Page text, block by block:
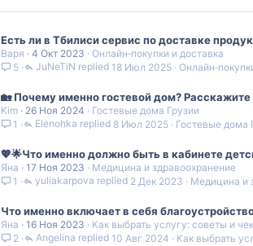
Есть ли в Тбилиси сервис по доставке
Варя 4 Окт 2023
Онлайн‑покупки и доставка
5
18 Июл 2025
JuNeTiN
🏡 Почему именно гостевой дом? Расскажите
Kim 26 Ноя 2024
Гостевые дома Грузии
1
Гостевые дома
8 Июл 2025
Elenohka
💖🌟Что именно должно быть в кабинете
Яна 17 Ноя 2023
Медицина и здравоохранение
1
Медицина и
2 Дек 2023
yuliakarpova
Что именно включает в себя
Яна 16 Ноя 2023
Как выбрать услугу: советы и
2
Как выбрать
10 Авг 2024
Angelina